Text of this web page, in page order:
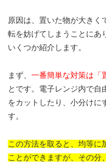
原因は、置いた物が大きく
転を妨げてしまうことにあ
いくつか紹介します。
まず、 一番簡単な対策は「
とです。電子レンジ内で自
をカットしたり、小分けに
す。
この方法を取ると、均等に
ことができますが、その分